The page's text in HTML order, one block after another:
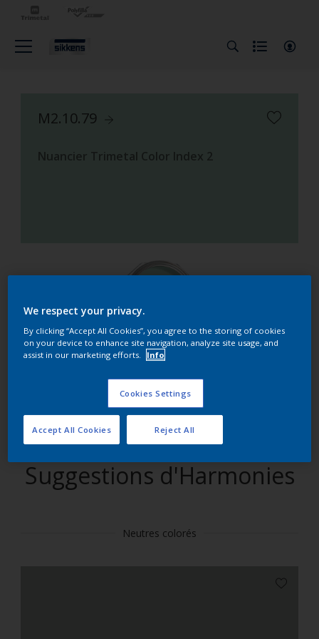
M2.10.79
Nuancier Trimetal Color Index 2
Trouver des produits dans cette couleur
Allons-y
Suggestions d'Harmonies
Neutres colorés
We respect your privacy.
By clicking “Accept All Cookies”, you agree to the storing of cookies
on your device to enhance site navigation, analyze site usage, and
assist in our marketing efforts.
Info
Cookies Settings
Reject All
Accept All Cookies